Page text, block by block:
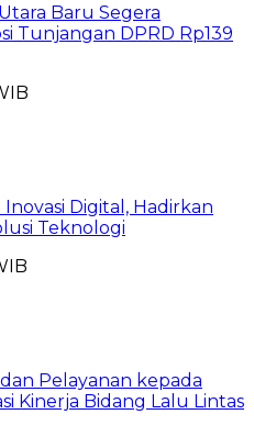
Baru Segera
Tunjangan DPRD Rp139
Digital, Hadirkan
Teknologi
Pelayanan kepada
Kinerja Bidang Lalu Lintas